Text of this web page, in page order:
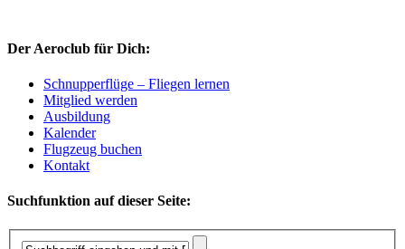
Der Aeroclub für Dich:
Schnupperflüge – Fliegen lernen
Mitglied werden
Ausbildung
Kalender
Flugzeug buchen
Kontakt
Suchfunktion auf dieser Seite: